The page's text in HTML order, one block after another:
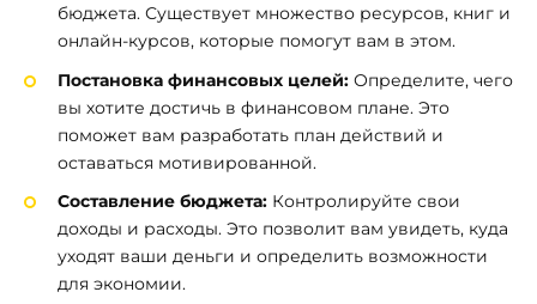
бюджета. Существует множество ресурсов, книг и
онлайн-курсов, которые помогут вам в этом.
Постановка финансовых целей: Определите, чего
вы хотите достичь в финансовом плане. Это
поможет вам разработать план действий и
оставаться мотивированной.
Составление бюджета: Контролируйте свои
доходы и расходы. Это позволит вам увидеть, куда
уходят ваши деньги и определить возможности
для экономии.